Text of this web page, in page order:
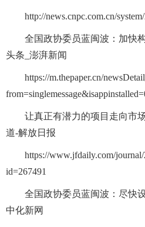
http://news.cnpc.com.cn/
全国政协委员蓝闽波：加快
头条_澎湃新闻
https://m.thepaper.cn/
让真正有潜力的项目走向市
道-解放日报
https://www.jfdaily.com/
id=267491
全国政协委员蓝闽波：尽快
中化新网